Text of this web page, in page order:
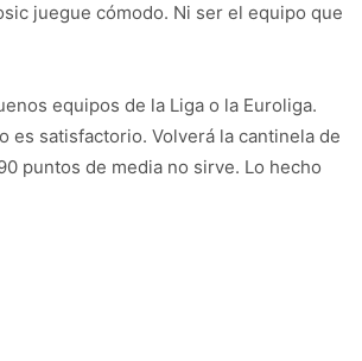
juegue cómodo. Ni ser el equipo que
equipos de la Liga o la Euroliga.
es satisfactorio. Volverá la cantinela de
puntos de media no sirve. Lo hecho